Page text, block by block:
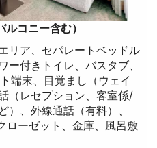
コニー含む）
リア、セパレートベッドル
ー付きトイレ、バスタブ、
端末、目覚まし（ウェイ
（レセプション、客室係/
）、外線通話（有料）、
ローゼット、金庫、風呂敷